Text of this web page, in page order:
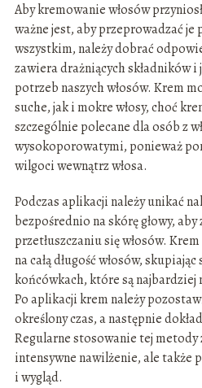
Aby kremowanie włosów
ważne jest, aby przeprowadzać je
wszystkim, należy dobrać
zawiera drażniących składników
potrzeb naszych włosów. Krem
suche, jak i mokre włosy, choć
szczególnie polecane dla osób z
wysokoporowatymi, ponieważ
wilgoci wewnątrz włosa.
Podczas aplikacji należy unikać
bezpośrednio na skórę głowy,
przetłuszczaniu się włosów.
na całą długość włosów,
końcówkach, które są najbardziej
Po aplikacji krem należy
określony czas, a następnie
Regularne stosowanie tej metody
intensywne nawilżenie, ale także
i wygląd.